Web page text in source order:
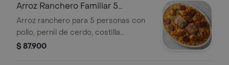
Arroz Ranchero Familiar 5
Personas
Arroz ranchero para 5 personas con
pollo, pernil de cerdo, costilla
ahumada, chorizo de ternera y
$ 87.900